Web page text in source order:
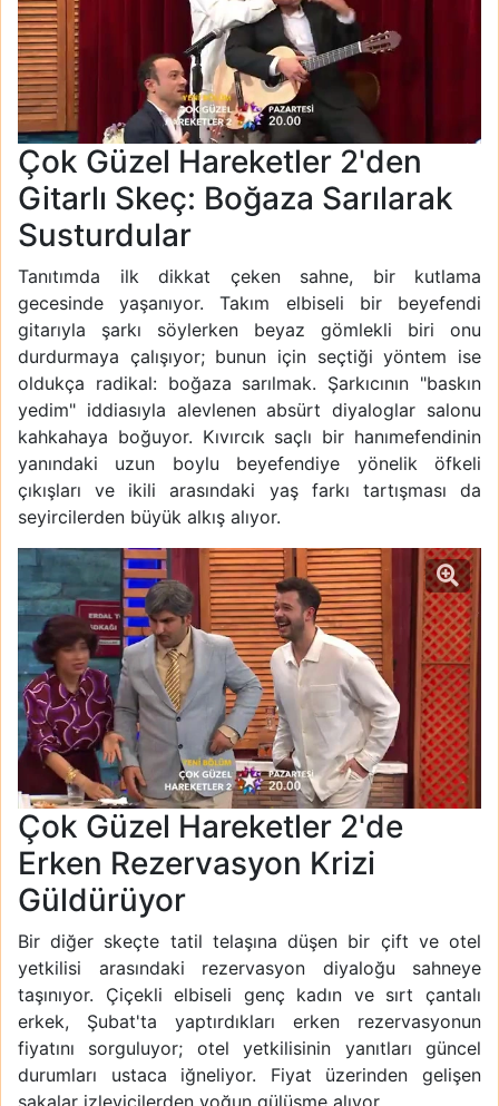
Çok Güzel Hareketler 2'den
Gitarlı Skeç: Boğaza Sarılarak
Susturdular
Tanıtımda ilk dikkat çeken sahne, bir kutlama
gecesinde yaşanıyor. Takım elbiseli bir beyefendi
gitarıyla şarkı söylerken beyaz gömlekli biri onu
durdurmaya çalışıyor; bunun için seçtiği yöntem ise
oldukça radikal: boğaza sarılmak. Şarkıcının "baskın
yedim" iddiasıyla alevlenen absürt diyaloglar salonu
kahkahaya boğuyor. Kıvırcık saçlı bir hanımefendinin
yanındaki uzun boylu beyefendiye yönelik öfkeli
çıkışları ve ikili arasındaki yaş farkı tartışması da
seyircilerden büyük alkış alıyor.
Çok Güzel Hareketler 2'de
Erken Rezervasyon Krizi
Güldürüyor
Bir diğer skeçte tatil telaşına düşen bir çift ve otel
yetkilisi arasındaki rezervasyon diyaloğu sahneye
taşınıyor. Çiçekli elbiseli genç kadın ve sırt çantalı
erkek, Şubat'ta yaptırdıkları erken rezervasyonun
fiyatını sorguluyor; otel yetkilisinin yanıtları güncel
durumları ustaca iğneliyor. Fiyat üzerinden gelişen